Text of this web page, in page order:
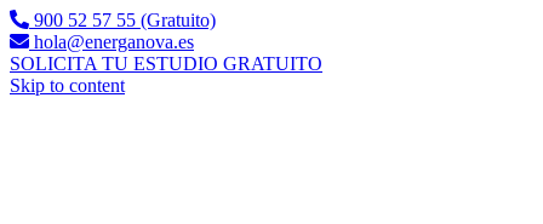
900 52 57 55 (Gratuito)
hola@energanova.es
SOLICITA TU ESTUDIO GRATUITO
Skip to content